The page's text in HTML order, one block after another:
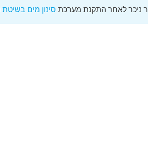
ניכר לאחר התקנת מערכת סינון מים בשיטת